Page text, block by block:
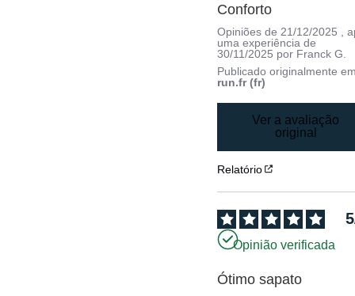
Conforto
Opiniões de 21/12/2025
,
uma experiência de
30/11/2025 por Franck G.
Publicado originalmente
run.fr (fr)
Ver a avaliação
original
Relatório
5
Opinião verificada
Ótimo sapato